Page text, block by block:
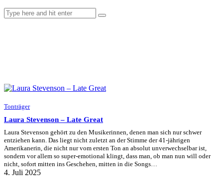
Tonträger
Laura Stevenson – Late Great
Laura Stevenson gehört zu den Musikerinnen, denen man sich nur schwer
entziehen kann. Das liegt nicht zuletzt an der Stimme der 41-jährigen
Amerikanerin, die nicht nur vom ersten Ton an absolut unverwechselbar ist,
sondern vor allem so super-emotional klingt, dass man, ob man nun will oder
nicht, sofort mitten ins Geschehen, mitten in die Songs…
4. Juli 2025